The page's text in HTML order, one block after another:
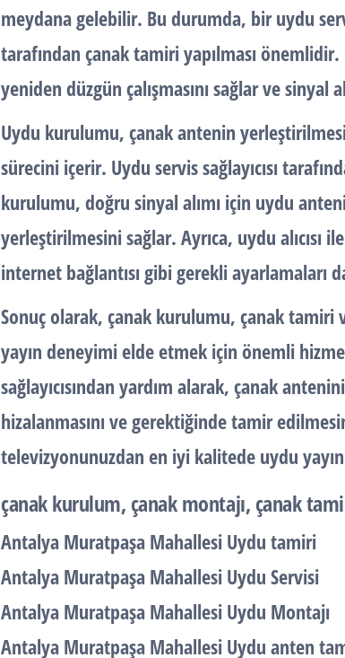
meydana gelebilir. Bu durumda, bir uydu
tarafından çanak tamiri yapılması
yeniden düzgün çalışmasını sağlar ve sinyal
Uydu kurulumu, çanak antenin yerleştirilmesi
sürecini içerir. Uydu servis sağlayıcısı
kurulumu, doğru sinyal alımı için uydu
yerleştirilmesini sağlar. Ayrıca, uydu alıcısı
internet bağlantısı gibi gerekli ayarlamaları
Sonuç olarak, çanak kurulumu, çanak
yayın deneyimi elde etmek için önemli
sağlayıcısından yardım alarak, çanak
hizalanmasını ve gerektiğinde tamir
televizyonunuzdan en iyi kalitede uydu
çanak kurulum, çanak montajı, çanak
Antalya Muratpaşa Mahallesi Uydu tamiri
Antalya Muratpaşa Mahallesi Uydu Servisi
Antalya Muratpaşa Mahallesi Uydu Montajı
Antalya Muratpaşa Mahallesi Uydu anten